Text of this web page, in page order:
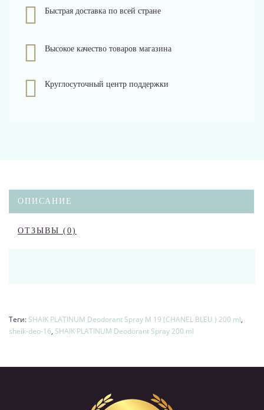
Быстрая доставка по всей стране
Высокое качество товаров магазина
Круглосуточный центр поддержки
ОПИСАНИЕ
ОТЗЫВЫ (0)
Теги: SHAIK PLATINUM Deodorant Spray M 19 (CHANEL BLEU ) 200 ml,
sheik-deo-16, SHAIK PLATINUM Deodorant Spray 200 ml